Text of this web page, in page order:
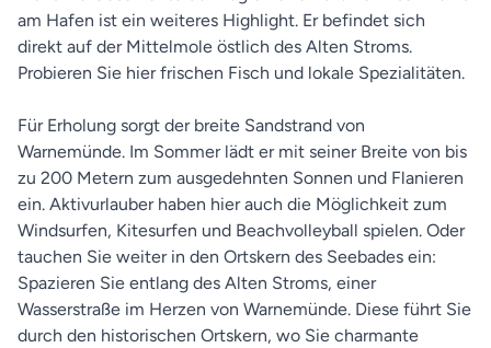
am Hafen ist ein weiteres Highlight. Er befindet sich
direkt auf der Mittelmole östlich des Alten Stroms.
Probieren Sie hier frischen Fisch und lokale Spezialitäten.
Für Erholung sorgt der breite Sandstrand von
Warnemünde. Im Sommer lädt er mit seiner Breite von bis
zu 200 Metern zum ausgedehnten Sonnen und Flanieren
ein. Aktivurlauber haben hier auch die Möglichkeit zum
Windsurfen, Kitesurfen und Beachvolleyball spielen. Oder
tauchen Sie weiter in den Ortskern des Seebades ein:
Spazieren Sie entlang des Alten Stroms, einer
Wasserstraße im Herzen von Warnemünde. Diese führt Sie
durch den historischen Ortskern, wo Sie charmante